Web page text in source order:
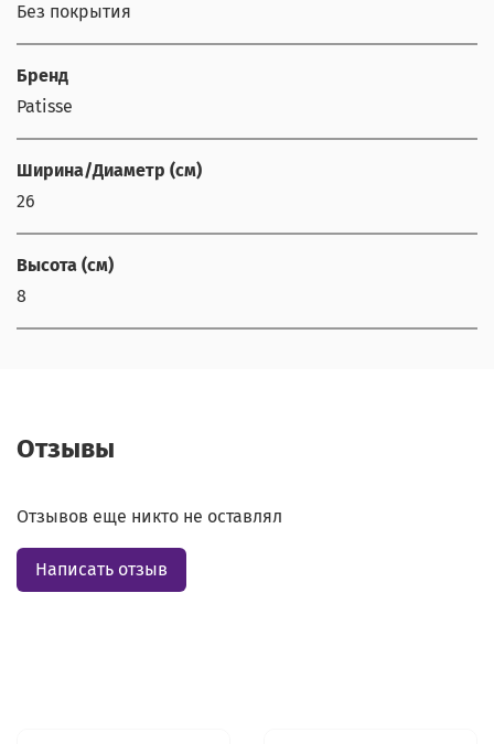
Без покрытия
Бренд
Patisse
Ширина/Диаметр (см)
26
Высота (см)
8
Отзывы
Отзывов еще никто не оставлял
Написать отзыв